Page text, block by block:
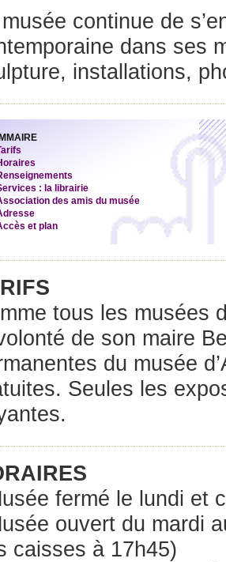
continue de
dans ses
installations,
: la librairie
des amis du musée
et plan
tous les musées
de son maire
du musée
Seules les
fermé le lundi et
ouvert du mardi
caisses à 17h45)